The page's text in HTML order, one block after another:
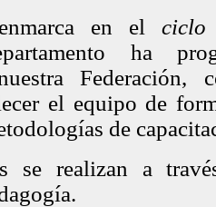
en el ciclo
ha
el equipo de
de
se realizan a